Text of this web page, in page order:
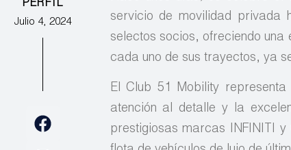
PERFIL
Julio 4, 2024
servicio de movilidad privada
selectos socios, ofreciendo
cada uno de sus trayectos, ya
El Club 51 Mobility
atención al detalle y la
prestigiosas marcas INFINITI